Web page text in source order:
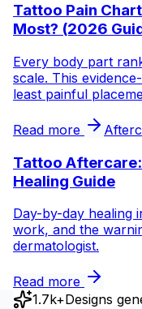
Tattoo Pain
Most? (2026
Every body part
scale. This
least painful
Read more
Tattoo
Healing Guide
Day-by-day healing
work, and the
dermatologist.
Read more
1.7k+Designs